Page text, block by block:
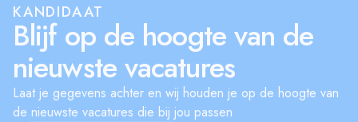
KANDIDAAT
Blijf op de hoogte van de
nieuwste vacatures
Laat je gegevens achter en wij houden je op de hoogte van
de nieuwste vacatures die bij jou passen